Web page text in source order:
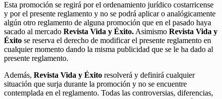
Esta promoción se regirá por el ordenamiento jurídico costarricense
y por el presente reglamento y no se podrá aplicar o analógicamente
algún otro reglamento de alguna promoción que en el pasado haya
sacado al mercado Revista Vida y Éxito. Asimismo Revista Vida y
Éxito se reserva el derecho de modificar el presente reglamento en
cualquier momento dando la misma publicidad que se le ha dado al
presente reglamento.
Además, Revista Vida y Éxito resolverá y definirá cualquier
situación que surja durante la promoción y no se encuentre
contemplada en el reglamento. Todas las controversias, diferencias,